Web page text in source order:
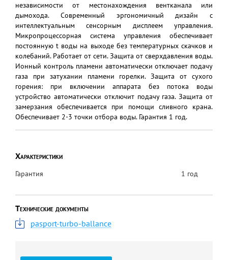
независимости от местонахождения вентканала или
дымохода. Современный эргономичный дизайн с
интеллектуальным сенсорным дисплеем управления.
Микропроцессорная система управления обеспечивает
постоянную t воды на выходе без температурных скачков и
колебаний. Работает от сети. Защита от сверхдавления воды.
Ионный контроль пламени автоматически отключает подачу
газа при затухании пламени горелки. Защита от сухого
горения: при включении аппарата без потока воды
устройство автоматически отключит подачу газа. Защита от
замерзания обеспечивается при помощи сливного крана.
Обеспечивает 2-3 точки отбора воды. Гарантия 1 год.
Характеристики
Гарантия 1 год
Технические документы
pasport-turbo-ballance